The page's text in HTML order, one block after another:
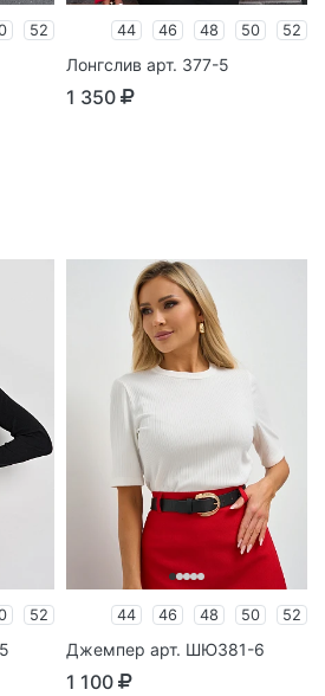
52 44 46 48 50 52
Лонгслив арт. 377-5
1 350
52 44 46 48 50 52
Джемпер арт. ШЮ381-6
1 100